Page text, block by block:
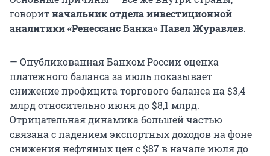
говоритначальник отдела инвестиционной
аналитики «Ренессанс Банка» Павел Журавлев.
— Опубликованная Банком России оценка
платежного баланса за июль показывает
снижение профицита торгового баланса на $3,4
млрд относительно июня до $8,1 млрд.
Отрицательная динамика большей частью
связана с падением экспортных доходов на фоне
снижения нефтяных цен с $87 в начале июля до